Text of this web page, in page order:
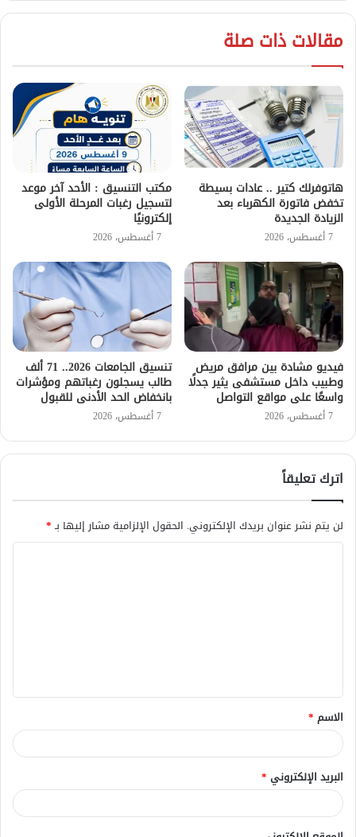
مقالات ذات صلة
هاتوفرلك كتير .. عادات بسيطة
تخفض فاتورة الكهرباء بعد
الزيادة الجديدة
7 أغسطس، 2026
مكتب التنسيق : الأحد آخر موعد
لتسجيل رغبات المرحلة الأولى
إلكترونيًا
7 أغسطس، 2026
فيديو مشادة بين مرافق مريض
وطبيب داخل مستشفى يثير جدلًا
واسعًا على مواقع التواصل
7 أغسطس، 2026
تنسيق الجامعات 2026.. 71 ألف
طالب يسجلون رغباتهم ومؤشرات
بانخفاض الحد الأدنى للقبول
7 أغسطس، 2026
اترك تعليقاً
لن يتم نشر عنوان بريدك الإلكتروني. الحقول الإلزامية مشار إليها بـ*
ق
*
الاسم *
البريد الإلكتروني *